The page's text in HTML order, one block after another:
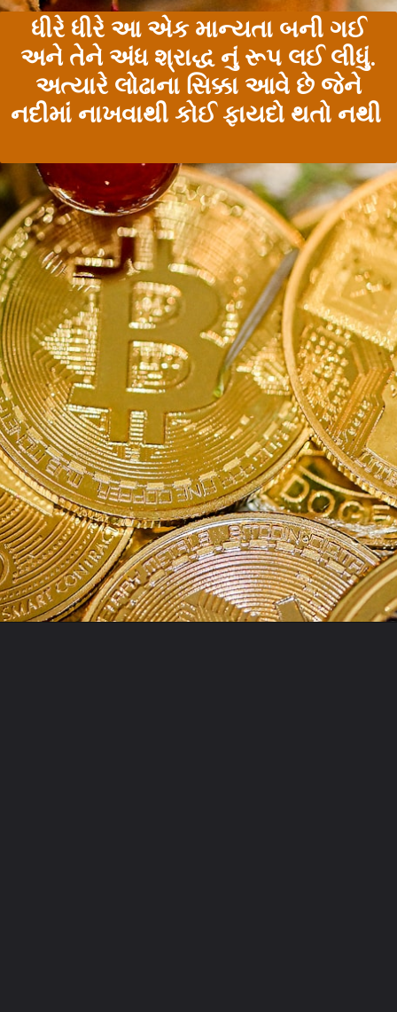
ધીરે ધીરે આ એક માન્યતા બની ગઈ
અને તેને અંધ શ્રાદ્ધ નું રૂપ લઈ લીધું.
અત્યારે લોઢાના સિક્કા આવે છે જેને
નદીમાં નાખવાથી કોઈ ફાયદો થતો નથી